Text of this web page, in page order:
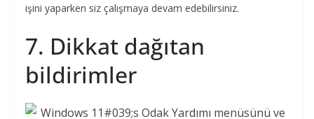
işini yaparken siz çalışmaya devam edebilirsiniz.
7. Dikkat dağıtan
bildirimler